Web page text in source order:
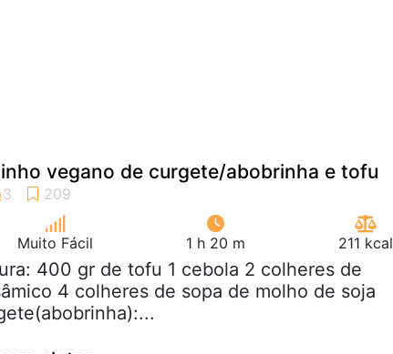
vegano de curgete/abobrinha e tofu
Muito Fácil 1 h 20 m 211 kcal
400 gr de tofu 1 cebola 2 colheres de
4 colheres de sopa de molho de soja